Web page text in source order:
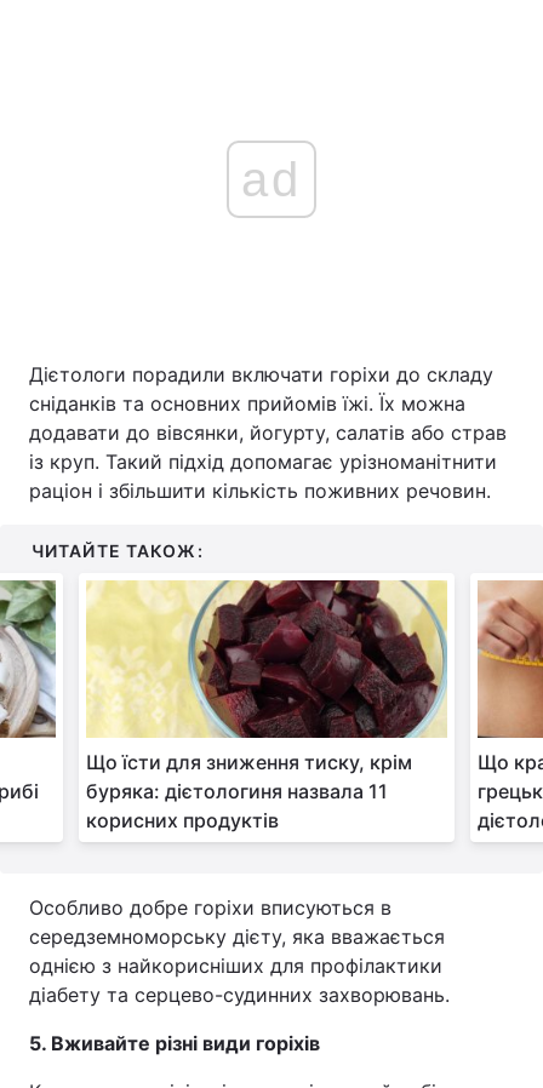
ad
Дієтологи порадили включати горіхи до складу
сніданків та основних прийомів їжі. Їх можна
додавати до вівсянки, йогурту, салатів або страв
із круп. Такий підхід допомагає урізноманітнити
раціон і збільшити кількість поживних речовин.
ЧИТАЙТЕ ТАКОЖ:
Що їсти для зниження тиску, крім
буряка: дієтологиня назвала 11
корисних продуктів
Що
Особливо добре горіхи вписуються в
середземноморську дієту, яка вважається
однією з найкорисніших для профілактики
діабету та серцево-судинних захворювань.
5. Вживайте різні види горіхів